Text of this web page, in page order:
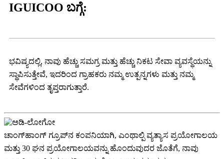
IGUICOO ಬಗ್ಗೆ:
ಭವಿಷ್ಯದಲ್ಲಿ, ನಾವು ಹೆಚ್ಚು ಸಮಗ್ರ ಮತ್ತು ಹೆಚ್ಚು ನಿಕಟ ಸೇವಾ ವ್ಯವಸ್ಥೆಯನ್ನು
ಸ್ಥಾಪಿಸುತ್ತೇವೆ, ಇದರಿಂದ ಗ್ರಾಹಕರು ನಮ್ಮ ಉತ್ಪನ್ನಗಳು ಮತ್ತು ನಮ್ಮ
ಸೇವೆಗಳಿಂದ ತೃಪ್ತರಾಗುತ್ತಾರೆ.
ಚಾಂಗ್‌ಹಾಂಗ್ ಗ್ರೂಪ್‌ನ ಕಂಪನಿಯಾಗಿ, ಎಂಥಾಲ್ಪಿ ವ್ಯತ್ಯಾಸ ಪ್ರಯೋಗಾಲಯ
ಮತ್ತು 30 ಘನ ಪ್ರಯೋಗಾಲಯವನ್ನು ಹೊಂದುವುದರ ಜೊತೆಗೆ, ನಾವು